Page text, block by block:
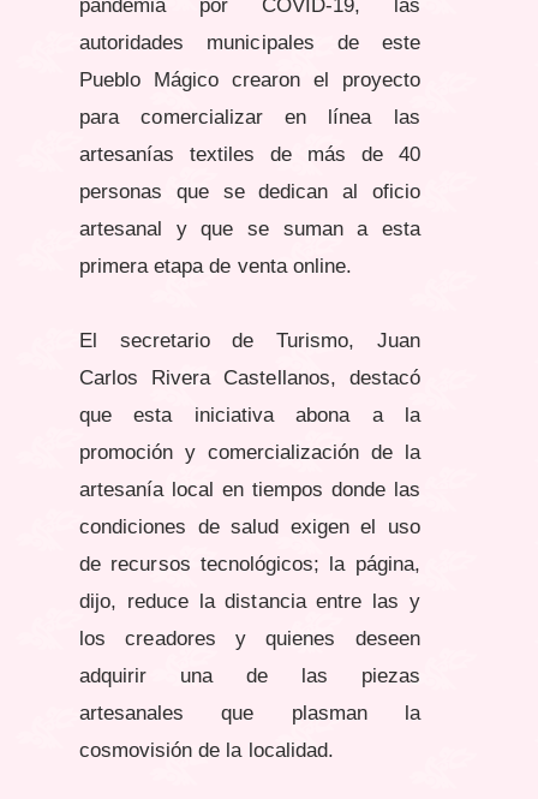
pandemia por COVID-19, las
autoridades municipales de este
Pueblo Mágico crearon el proyecto
para comercializar en línea las
artesanías textiles de más de 40
personas que se dedican al oficio
artesanal y que se suman a esta
primera etapa de venta online.
El secretario de Turismo, Juan
Carlos Rivera Castellanos, destacó
que esta iniciativa abona a la
promoción y comercialización de la
artesanía local en tiempos donde las
condiciones de salud exigen el uso
de recursos tecnológicos; la página,
dijo, reduce la distancia entre las y
los creadores y quienes deseen
adquirir una de las piezas
artesanales que plasman la
cosmovisión de la localidad.